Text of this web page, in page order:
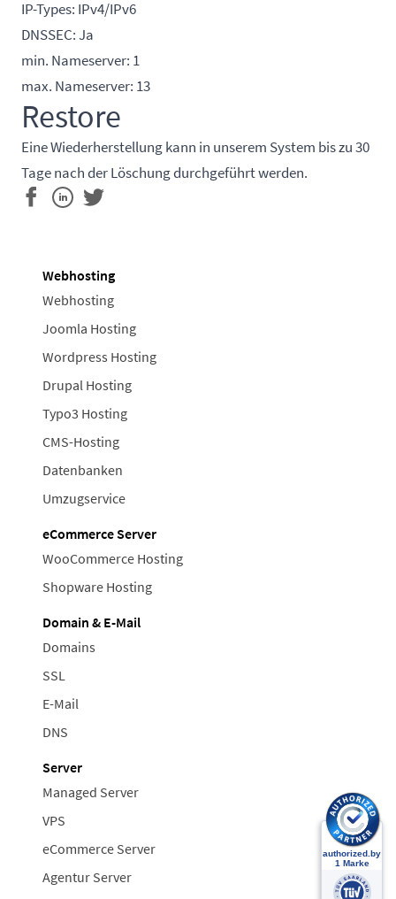
IP-Types: IPv4/IPv6
DNSSEC: Ja
min. Nameserver: 1
max. Nameserver: 13
Restore
Eine Wiederherstellung kann in unserem System bis zu 30
Tage nach der Löschung durchgeführt werden.
Webhosting
Webhosting
Joomla Hosting
Wordpress Hosting
Drupal Hosting
Typo3 Hosting
CMS-Hosting
Datenbanken
Umzugservice
eCommerce Server
WooCommerce Hosting
Shopware Hosting
Domain & E-Mail
Domains
SSL
E-Mail
DNS
Server
Managed Server
VPS
eCommerce Server
Agentur Server